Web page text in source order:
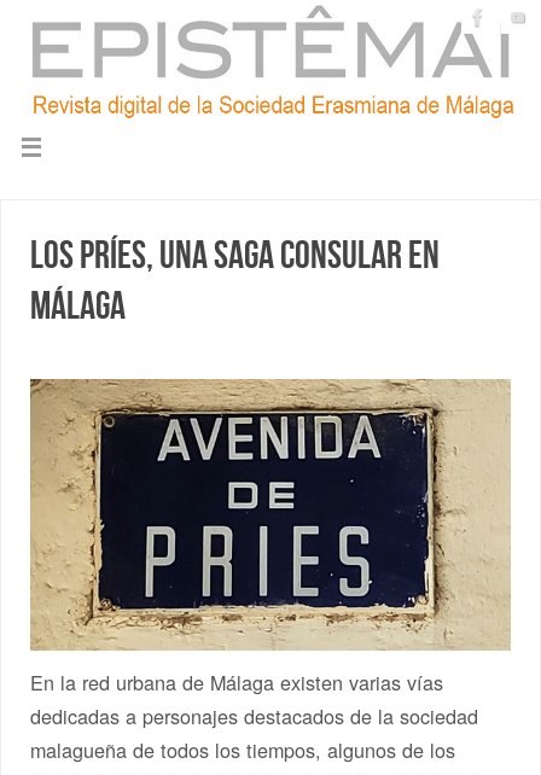
Los Príes, una saga consular en
Málaga
En la red urbana de Málaga existen varias vías
dedicadas a personajes destacados de la sociedad
malagueña de todos los tiempos, algunos de los